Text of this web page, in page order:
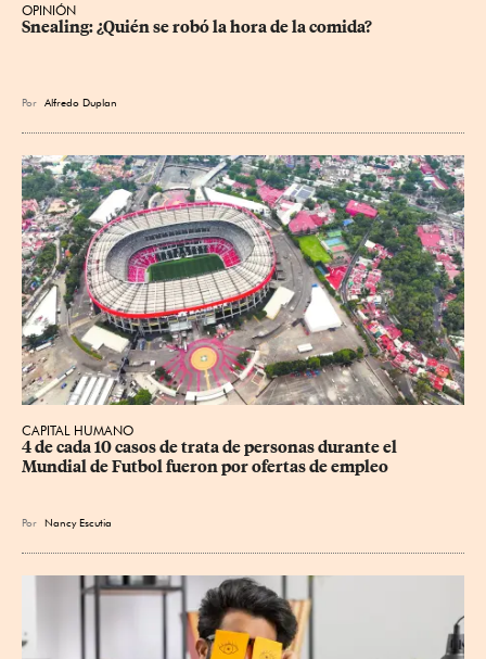
OPINIÓN
Snealing: ¿Quién se robó la hora de la comida?
Por Alfredo Duplan
CAPITAL HUMANO
4 de cada 10 casos de trata de personas durante el
Mundial de Futbol fueron por ofertas de empleo
Por Nancy Escutia